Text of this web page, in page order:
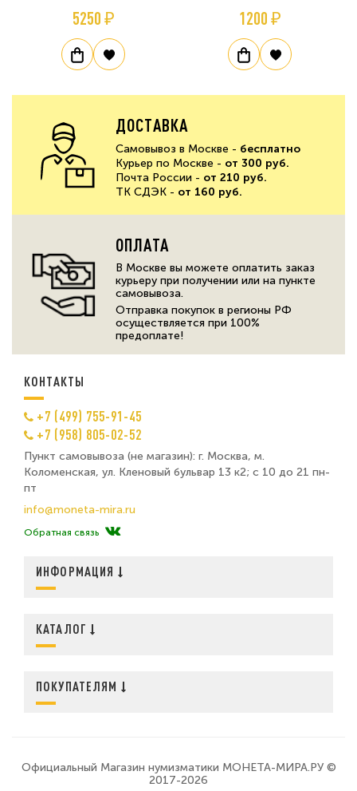
5250 ₽ 1200 ₽
ДОСТАВКА
Самовывоз в Москве - бесплатно
Курьер по Москве - от 300 руб.
Почта России - от 210 руб.
ТК СДЭК - от 160 руб.
ОПЛАТА
В Москве вы можете оплатить заказ
курьеру при получении или на пункте
самовывоза.
Отправка покупок в регионы РФ
осуществляется при 100%
предоплате!
КОНТАКТЫ
+7 (499) 755-91-45
+7 (958) 805-02-52
Пункт самовывоза (не магазин): г. Москва, м.
Коломенская, ул. Кленовый бульвар 13 к2; с 10 до 21 пн-
пт
info@moneta-mira.ru
Обратная связь
ИНФОРМАЦИЯ
КАТАЛОГ
ПОКУПАТЕЛЯМ
Официальный Магазин нумизматики МОНЕТА-МИРА.РУ ©
2017-2026